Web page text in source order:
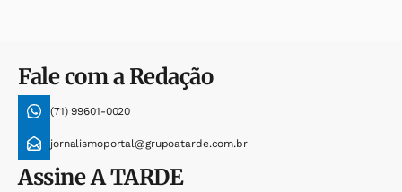
Fale com a Redação
(71) 99601-0020
jornalismoportal@grupoatarde.com.br
AssineA TARDE